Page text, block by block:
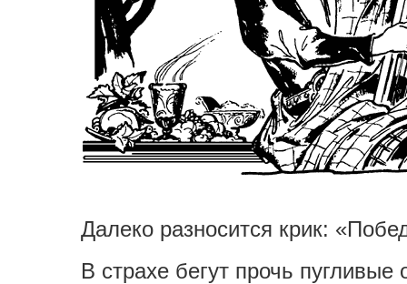
Далеко разносится крик:
В страхе бегут прочь пугливые